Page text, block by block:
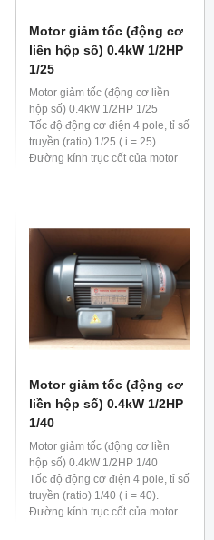
Motor giảm tốc (động cơ
liền hộp số) 0.4kW 1/2HP
1/25
Motor giảm tốc (động cơ liền
hộp số) 0.4kW 1/2HP 1/25
Tốc độ động cơ điện 4 pole, tỉ số
truyền (ratio) 1/25 ( i = 25).
Đường kính trục cốt của motor
Motor giảm tốc (động cơ
liền hộp số) 0.4kW 1/2HP
1/40
Motor giảm tốc (động cơ liền
hộp số) 0.4kW 1/2HP 1/40
Tốc độ động cơ điện 4 pole, tỉ số
truyền (ratio) 1/40 ( i = 40).
Đường kính trục cốt của motor